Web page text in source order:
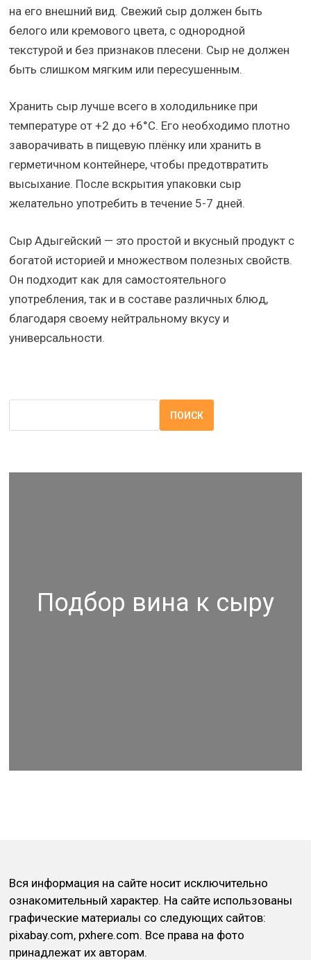
на его внешний вид. Свежий сыр должен быть
белого или кремового цвета, с однородной
текстурой и без признаков плесени. Сыр не должен
быть слишком мягким или пересушенным.
Хранить сыр лучше всего в холодильнике при
температуре от +2 до +6°C. Его необходимо плотно
заворачивать в пищевую плёнку или хранить в
герметичном контейнере, чтобы предотвратить
высыхание. После вскрытия упаковки сыр
желательно употребить в течение 5-7 дней.
Сыр Адыгейский — это простой и вкусный продукт с
богатой историей и множеством полезных свойств.
Он подходит как для самостоятельного
употребления, так и в составе различных блюд,
благодаря своему нейтральному вкусу и
универсальности.
ПОИСК
Подбор вина к сыру
Вся информация на сайте носит исключительно
ознакомительный характер. На сайте использованы
графические материалы со следующих сайтов:
pixabay.com, pxhere.com. Все права на фото
принадлежат их авторам.